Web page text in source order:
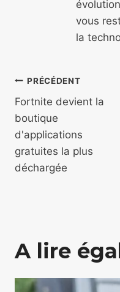
vous
la
de
l’article
PRÉCÉDENT
Fortnite devient la
boutique
d'applications
gratuites la plus
déchargée
A lire